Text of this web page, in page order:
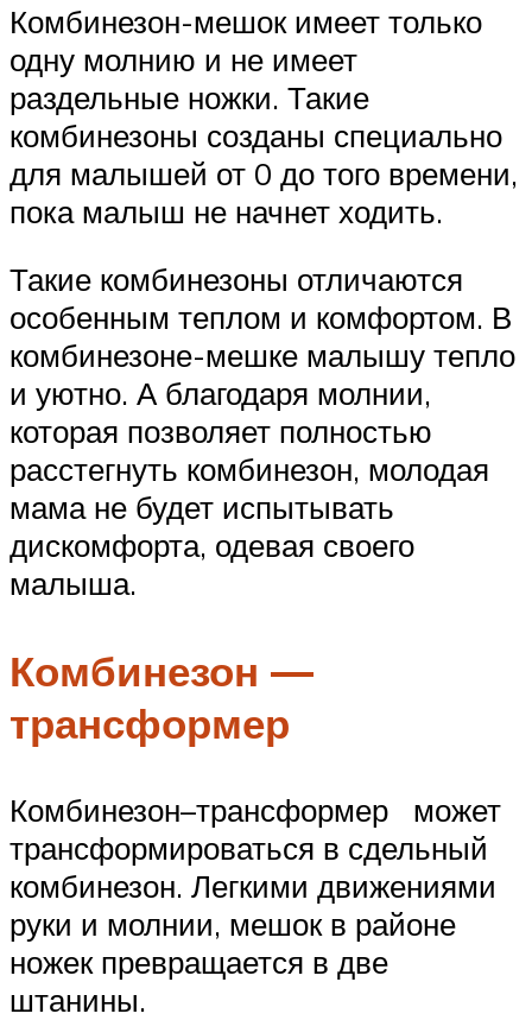
Комбинезон-мешок имеет только
одну молнию и не имеет
раздельные ножки. Такие
комбинезоны созданы специально
для малышей от 0 до того времени,
пока малыш не начнет ходить.
Такие комбинезоны отличаются
особенным теплом и комфортом. В
комбинезоне-мешке малышу тепло
и уютно. А благодаря молнии,
которая позволяет полностью
расстегнуть комбинезон, молодая
мама не будет испытывать
дискомфорта, одевая своего
малыша.
Комбинезон —
трансформер
Комбинезон–трансформер может
трансформироваться в сдельный
комбинезон. Легкими движениями
руки и молнии, мешок в районе
ножек превращается в две
штанины.